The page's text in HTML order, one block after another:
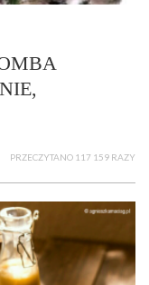
PRZECZYTANO 117 159 RAZY